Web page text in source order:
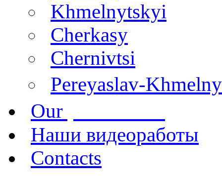
Khmelnytskyi
Cherkasy
Chernivtsi
Pereyaslav-
Our
Наши видеоработы
Contacts